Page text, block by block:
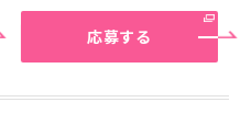
応募する